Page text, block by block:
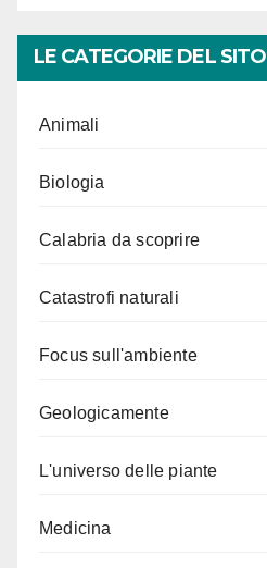
LE CATEGORIE DEL SITO
Animali
Biologia
Calabria da scoprire
Catastrofi naturali
Focus sull'ambiente
Geologicamente
L'universo delle piante
Medicina